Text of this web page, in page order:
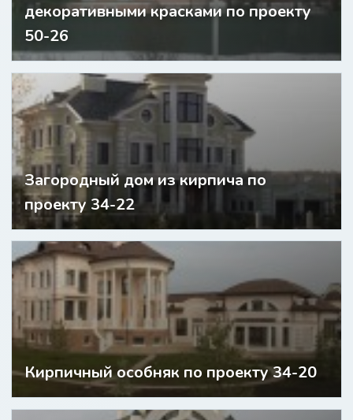
декоративными красками по проекту
50-26
Загородный дом из кирпича по
проекту 34-22
Кирпичный особняк по проекту 34-20